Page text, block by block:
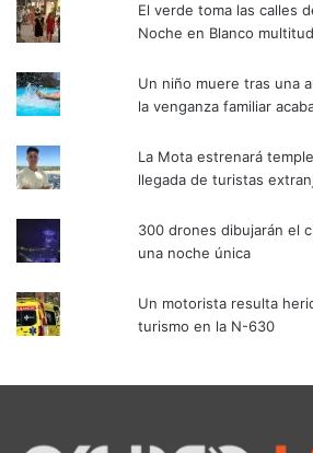
El verde toma las calles
Noche en Blanco
Un niño muere tras una
la venganza familiar
La Mota estrenará
llegada de turistas
300 drones dibujarán el
una noche única
Un motorista resulta
turismo en la N-630